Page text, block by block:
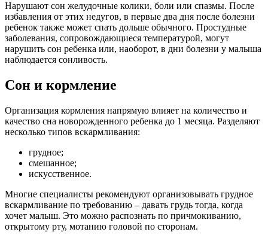
Нарушают сон желудочные колики, боли или спазмы. После
избавления от этих недугов, в первые два дня после болезни
ребенок также может спать дольше обычного. Простудные
заболевания, сопровождающиеся температурой, могут
нарушить сон ребенка или, наоборот, в дни болезни у малыша
наблюдается сонливость.
Сон и кормление
Организация кормления напрямую влияет на количество и
качество сна новорожденного ребенка до 1 месяца. Разделяют
несколько типов вскармливания:
грудное;
смешанное;
искусственное.
Многие специалисты рекомендуют организовывать грудное
вскармливание по требованию – давать грудь тогда, когда
хочет малыш. Это можно распознать по причмокиванию,
открытому рту, мотанию головой по сторонам.